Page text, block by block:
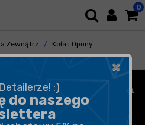
0
Zewnątrz
Koła i Opony
Felg
I OCHRONA
×
:)
do naszego